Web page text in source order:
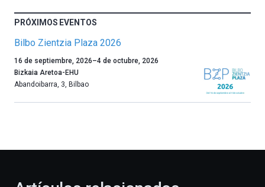
PRÓXIMOS EVENTOS
Bilbo Zientzia Plaza 2026
Un
año
más,
16 de septiembre, 2026–4 de octubre, 2026
Bizkaia Aretoa-EHU
Abandoibarra, 3 Bilbao